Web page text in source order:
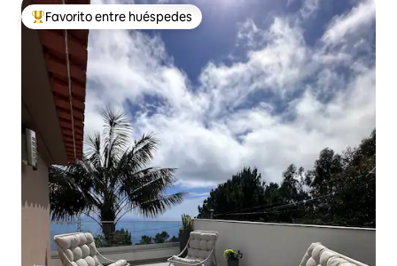
Favorito entre huéspedes preferido
Favorito entre huéspedes